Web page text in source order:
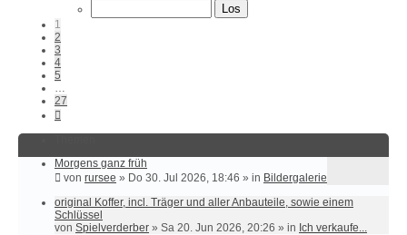
1
2
3
4
5
27
Nächste
Morgens ganz früh
von rursee » Do 30. Jul 2026, 18:46 » in Bildergalerie
original Koffer, incl. Träger und aller Anbauteile, sowie einem
Schlüssel
von Spielverderber » Sa 20. Jun 2026, 20:26 » in Ich verkaufe...